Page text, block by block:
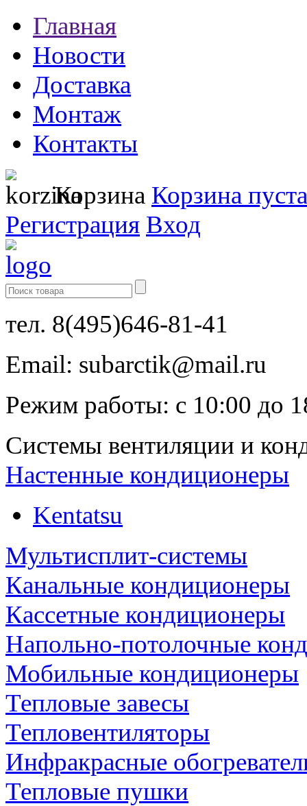
Главная
Новости
Доставка
Монтаж
Контакты
Корзина Корзина пуста
Регистрация Вход
тел. 8(495)646-81-41
Email: subarctik@mail.ru
Режим работы: с 10:00 до
Системы вентиляции и
Настенные кондиционеры
Kentatsu
Мультисплит-системы
Канальные кондиционеры
Кассетные кондиционеры
Напольно-потолочные
Мобильные кондиционеры
Тепловые завесы
Тепловентиляторы
Инфракрасные
Тепловые пушки